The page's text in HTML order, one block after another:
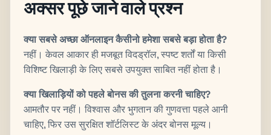
अक्सर पूछे जाने वाले प्रश्न
क्या सबसे अच्छा ऑनलाइन कैसीनो हमेशा सबसे बड़ा होता है?
नहीं। केवल आकार ही मजबूत विदड्रॉल, स्पष्ट शर्तों या किसी
विशिष्ट खिलाड़ी के लिए सबसे उपयुक्त साबित नहीं होता है।
क्या खिलाड़ियों को पहले बोनस की तुलना करनी चाहिए?
आमतौर पर नहीं। विश्वास और भुगतान की गुणवत्ता पहले आनी
चाहिए, फिर उस सुरक्षित शॉर्टलिस्ट के अंदर बोनस मूल्य।